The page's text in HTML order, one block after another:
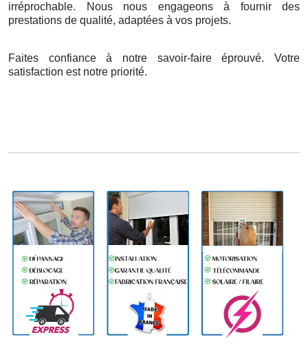
irréprochable. Nous nous engageons à fournir des
prestations de qualité, adaptées à vos projets.
Faites confiance à notre savoir-faire éprouvé. Votre
satisfaction est notre priorité.